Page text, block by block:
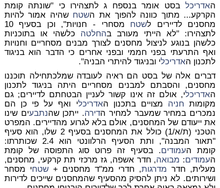
האדריכלבסט אומר בנספח ג לתצהירו כי "שונתה קומת
הקרקע... מתוך כוונה להפוך את השטח שהיה אמור להיות
מחסנים לדיירים לשטח
מסחרי - חנויות", וכן בסעיף 10
לתצהירו: "לא הייתי מעורב בהחלטה כלשהי או בתוכניות
כלשהן בנוגע לניצול מחסנים לצורך מבנים מסחריים וחנויות
ואף התרעתי בפני חממי ובפני אחרים כי הדבר הוא בניגוד
לתכנון האדריכלי ובניגוד להיתרי הבניה".
דברים אלה של בסט הם ראיה לעובדה שמלכתחילה תוכננו
מחסנים, והסבתם למבנים מסחריים היתה בניגוד לתכנון
האדריכלי, אולם זה אינו קשור לעניין הבטחתם לדיירים; גם
מקומות חניה מצויים בתכנון האדריכלי ואף על פי כן הם
נמכרים במחיר שמעבר למחיר הדירה. ייתכן שהנתבעים שינו
את ייעודם של המחסנים, אולם בלא לגרוע מהדיירים. המפרט
הטכני (ת/א/1) כולל את המחסנים בסעיף 2 שלו, הוא סעיף
"תאור המבנה", ותת הסעיף הרלוונטי הוא 2.4 שכותרתו:
קומת העמודים. בסעיף זה פרוט סוג התפוסה של קומת
העמודים: מבואה, חדר אשפה, גז מרכזי תת קרקעי, מחסנים,
מעלית, חדר מדרגות, חדרי ממ"ד מחסנים +שטחי מסחר
ושירותים. לא ניתן להסיק מהסעיף שהמחסנים שייכים לדירות